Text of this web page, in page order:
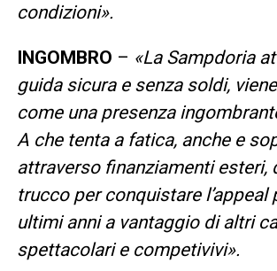
condizioni».
INGOMBRO – «La Sampdoria
guida sicura e senza soldi,
come una presenza
A che tenta a fatica, anche e
attraverso finanziamenti esteri,
trucco per conquistare l’appeal
ultimi anni a vantaggio di altri
spettacolari e competivivi».